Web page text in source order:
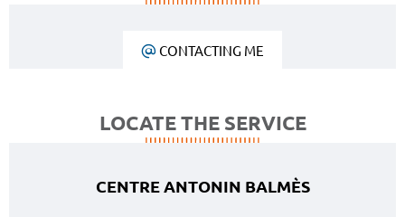
CONTACTING ME
LOCATE THE SERVICE
CENTRE ANTONIN BALMÈS